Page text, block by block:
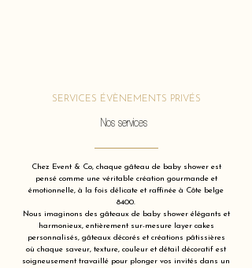
SERVICES ÉVÈNEMENTS PRIVÉS
Nos services
Chez Event & Co, chaque gâteau de baby shower est
pensé comme une véritable création gourmande et
émotionnelle, à la fois délicate et raffinée à Côte belge
8400.
Nous imaginons des gâteaux de baby shower élégants et
harmonieux, entièrement sur-mesure layer cakes
personnalisés, gâteaux décorés et créations pâtissières
où chaque saveur, texture, couleur et détail décoratif est
soigneusement travaillé pour plonger vos invités dans un